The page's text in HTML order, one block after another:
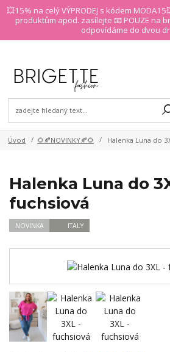
💥15% na celý VÝPRODEJ s kódem
produktům apod. zasílejte 📧 POUZE na
odpovídáme do dvou
Úvod 🌻🍂NOVINKY🍂🌻 Halenka Luna do
Halenka Luna do
fuchsiová
NOVINKA ITALY